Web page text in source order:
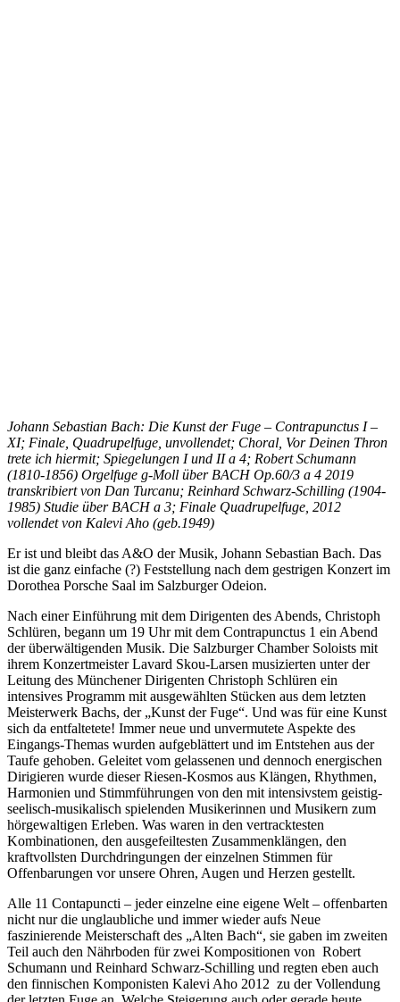
Johann Sebastian Bach: Die Kunst der Fuge – Contrapunctus I –
XI; Finale, Quadrupelfuge, unvollendet; Choral, Vor Deinen Thron
trete ich hiermit; Spiegelungen I und II a 4; Robert Schumann
(1810-1856) Orgelfuge g-Moll über BACH Op.60/3 a 4 2019
transkribiert von Dan Turcanu; Reinhard Schwarz-Schilling (1904-
1985) Studie über BACH a 3; Finale Quadrupelfuge, 2012
vollendet von Kalevi Aho (geb.1949)
Er ist und bleibt das A&O der Musik, Johann Sebastian Bach. Das
ist die ganz einfache (?) Feststellung nach dem gestrigen Konzert im
Dorothea Porsche Saal im Salzburger Odeion.
Nach einer Einführung mit dem Dirigenten des Abends, Christoph
Schlüren, begann um 19 Uhr mit dem Contrapunctus 1 ein Abend
der überwältigenden Musik. Die Salzburger Chamber Soloists mit
ihrem Konzertmeister Lavard Skou-Larsen musizierten unter der
Leitung des Münchener Dirigenten Christoph Schlüren ein
intensives Programm mit ausgewählten Stücken aus dem letzten
Meisterwerk Bachs, der „Kunst der Fuge“. Und was für eine Kunst
sich da entfaltetete! Immer neue und unvermutete Aspekte des
Eingangs-Themas wurden aufgeblättert und im Entstehen aus der
Taufe gehoben. Geleitet vom gelassenen und dennoch energischen
Dirigieren wurde dieser Riesen-Kosmos aus Klängen, Rhythmen,
Harmonien und Stimmführungen von den mit intensivstem geistig-
seelisch-musikalisch spielenden Musikerinnen und Musikern zum
hörgewaltigen Erleben. Was waren in den vertracktesten
Kombinationen, den ausgefeiltesten Zusammenklängen, den
kraftvollsten Durchdringungen der einzelnen Stimmen für
Offenbarungen vor unsere Ohren, Augen und Herzen gestellt.
Alle 11 Contapuncti – jeder einzelne eine eigene Welt – offenbarten
nicht nur die unglaubliche und immer wieder aufs Neue
faszinierende Meisterschaft des „Alten Bach“, sie gaben im zweiten
Teil auch den Nährboden für zwei Kompositionen von Robert
Schumann und Reinhard Schwarz-Schilling und regten eben auch
den finnischen Komponisten Kalevi Aho 2012 zu der Vollendung